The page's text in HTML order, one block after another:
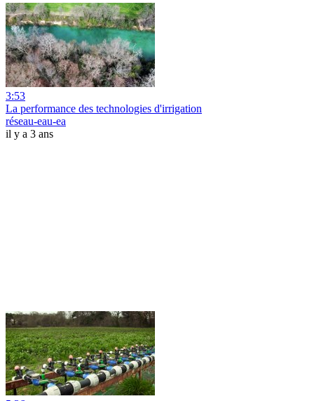
3:53
La performance des technologies d'irrigation
réseau-eau-ea
il y a 3 ans